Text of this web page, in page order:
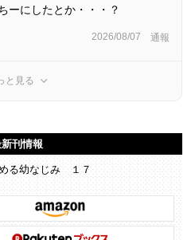
ーにしたとか・・・？
2026/08/07 通報
と見る
刊情報
る幼なじみ １７